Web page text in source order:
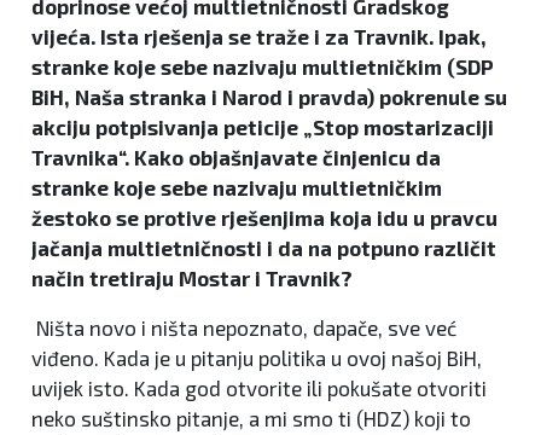
doprinose većoj multietničnosti Gradskog
vijeća. Ista rješenja se traže i za Travnik. Ipak,
stranke koje sebe nazivaju multietničkim (SDP
BiH, Naša stranka i Narod i pravda) pokrenule su
akciju potpisivanja peticije „Stop mostarizaciji
Travnika“. Kako objašnjavate činjenicu da
stranke koje sebe nazivaju multietničkim
žestoko se protive rješenjima koja idu u pravcu
jačanja multietničnosti i da na potpuno različit
način tretiraju Mostar i Travnik?
Ništa novo i ništa nepoznato, dapače, sve već
viđeno. Kada je u pitanju politika u ovoj našoj BiH,
uvijek isto. Kada god otvorite ili pokušate otvoriti
neko suštinsko pitanje, a mi smo ti (HDZ) koji to